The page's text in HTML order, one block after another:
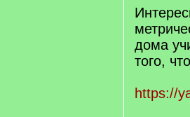
дома
того,
https://